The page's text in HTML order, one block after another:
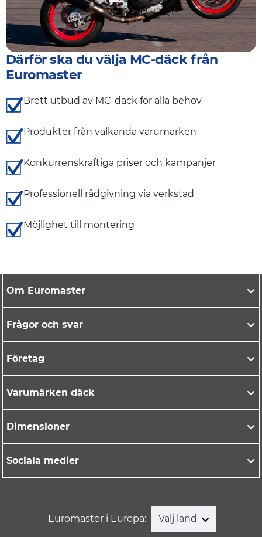
Därför ska du välja MC-däck från
Euromaster
Brett utbud av MC-däck för alla behov
Produkter från välkända varumärken
Konkurrenskraftiga priser och kampanjer
Professionell rådgivning via verkstad
Möjlighet till montering
Om Euromaster
Frågor och svar
Företag
Varumärken däck
Dimensioner
Sociala medier
Euromaster i Europa: Välj land